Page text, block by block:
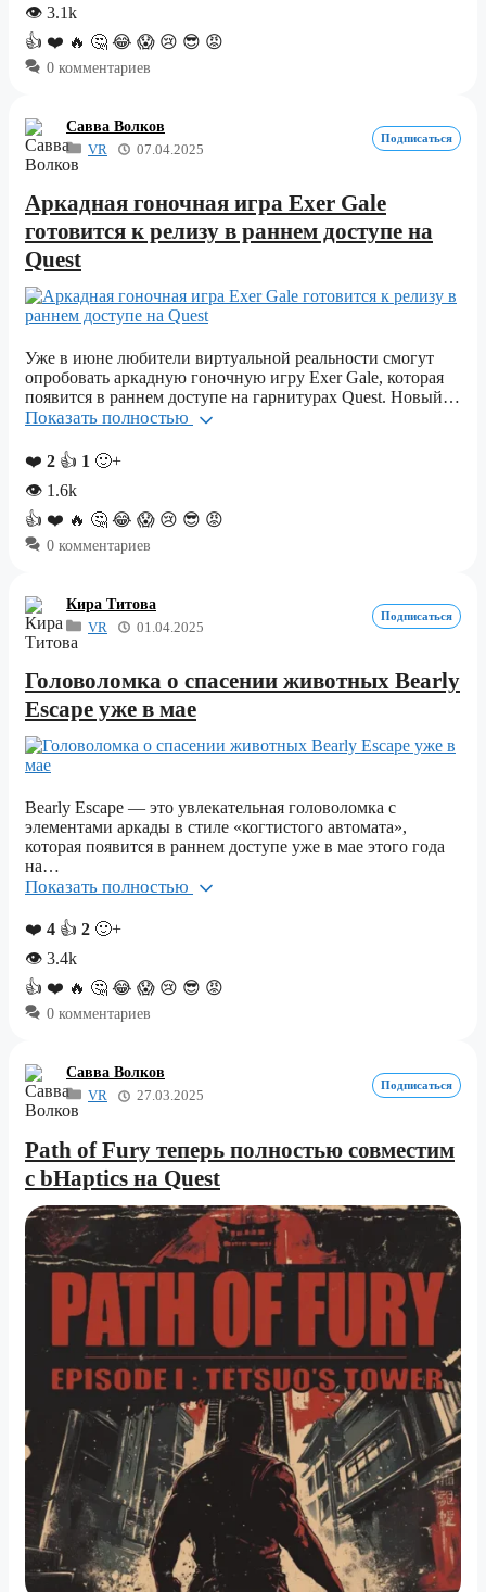
👁 3.1k
👍 ❤️ 🔥 🤔 😂 😱 😢 😎 😡
0 комментариев
Савва Волков
VR
07.04.2025
Подписаться
Аркадная гоночная игра Exer Gale
готовится к релизу в раннем доступе на
Quest
Уже в июне любители виртуальной реальности смогут
опробовать аркадную гоночную игру Exer Gale, которая
появится в раннем доступе на гарнитурах Quest. Новый…
Показать полностью
❤️ 2 👍 1 🙂+
👁 1.6k
👍 ❤️ 🔥 🤔 😂 😱 😢 😎 😡
0 комментариев
Кира Титова
VR
01.04.2025
Подписаться
Головоломка о спасении животных Bearly
Escape уже в мае
Bearly Escape — это увлекательная головоломка с
элементами аркады в стиле «когтистого автомата»,
которая появится в раннем доступе уже в мае этого года
на…
Показать полностью
❤️ 4 👍 2 🙂+
👁 3.4k
👍 ❤️ 🔥 🤔 😂 😱 😢 😎 😡
0 комментариев
Савва Волков
VR
27.03.2025
Подписаться
Path of Fury теперь полностью совместим
с bHaptics на Quest